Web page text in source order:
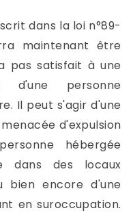
dans la loi n°89-
maintenant être
pas satisfait à une
d'une personne
Il peut s'agir d'une
d'expulsion
hébergée
dans des locaux
bien encore d'une
en suroccupation.